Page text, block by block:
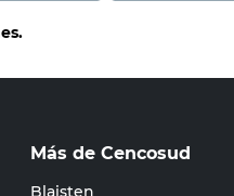
Más de Cencosud
Blaisten